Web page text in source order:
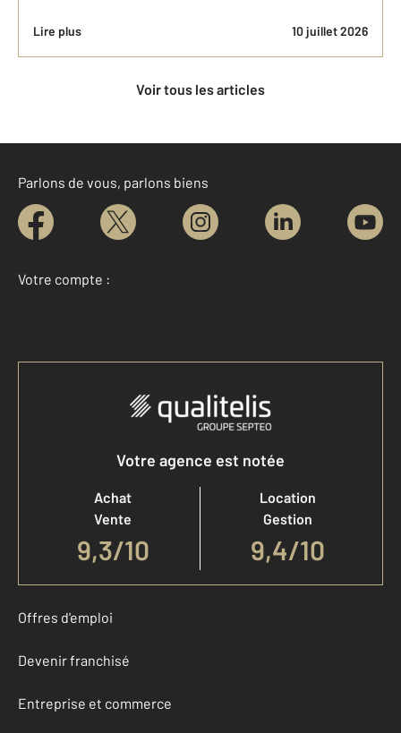
Lire plus 10 juillet 2026
Voir tous les articles
Parlons de vous, parlons biens
Votre compte :
Accéder à mon compte
Votre agence est notée
Achat
Vente
9,3/10
Location
Gestion
9,4/10
Offres d'emploi
Devenir franchisé
Entreprise et commerce